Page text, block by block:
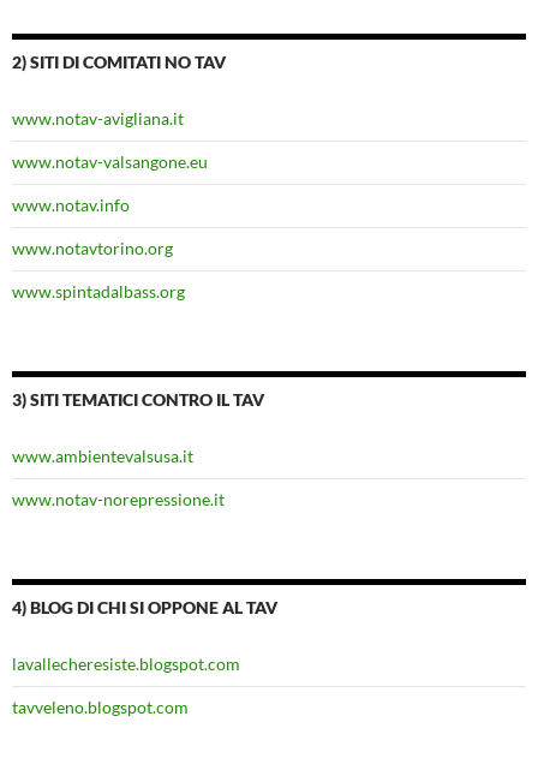
2) SITI DI COMITATI NO TAV
www.notav-avigliana.it
www.notav-valsangone.eu
www.notav.info
www.notavtorino.org
www.spintadalbass.org
3) SITI TEMATICI CONTRO IL TAV
www.ambientevalsusa.it
www.notav-norepressione.it
4) BLOG DI CHI SI OPPONE AL TAV
lavallecheresiste.blogspot.com
tavveleno.blogspot.com